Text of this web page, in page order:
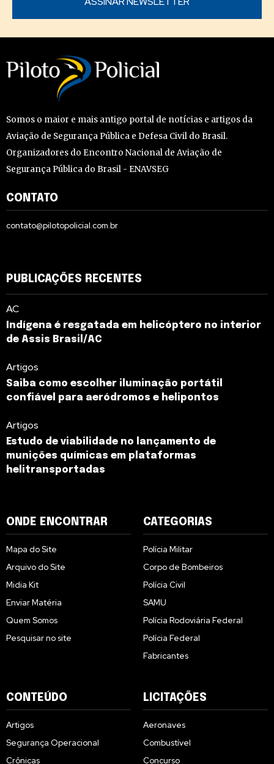
Somos o maior e mais antigo portal de notícias e artigos da
Aviação de Segurança Pública e Defesa Civil do Brasil.
Organizadores do Encontro Nacional de Aviação de
Segurança Pública do Brasil - ENAVSEG
CONTATO
contato@pilotopolicial.com.br
PUBLICAÇÕES RECENTES
AC
Indígena é resgatada em helicóptero no interior
de Assis Brasil/AC
Artigos
Saiba como escolher iluminação portátil
confiável para aeródromos e helipontos
Artigos
Estudo de viabilidade no lançamento de
munições químicas em plataformas
helitransportadas
ONDE ENCONTRAR
Mapa do Site
Arquivo do Site
Midia Kit
Enviar Matéria
Quem Somos
Pesquisar no site
CATEGORIAS
Polícia Militar
Corpo de Bombeiros
Polícia Civil
SAMU
Polícia Rodoviária Federal
Polícia Federal
Fabricantes
CONTEÚDO
Artigos
Segurança Operacional
Crônicas
LICITAÇÕES
Aeronaves
Combustível
Concurso